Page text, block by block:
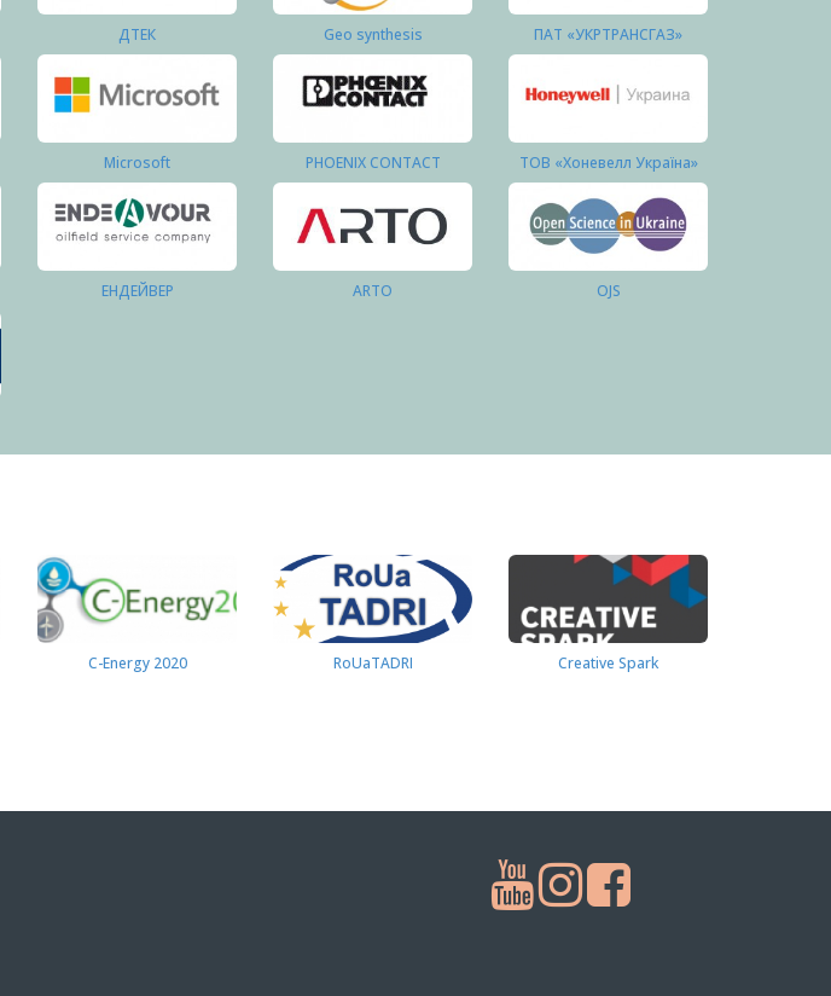
ДТЕК Geo synthesis ПАТ «УКРТРАНСГАЗ»
Microsoft PHOENIX CONTACT ТОВ «Хоневелл Україна»
ЕНДЕЙВЕР ARTO OJS
C-Energy 2020 RoUaTADRI Creative Spark